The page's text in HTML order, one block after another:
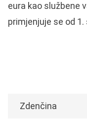
eura kao službene
primjenjuje se od
Zdenčina